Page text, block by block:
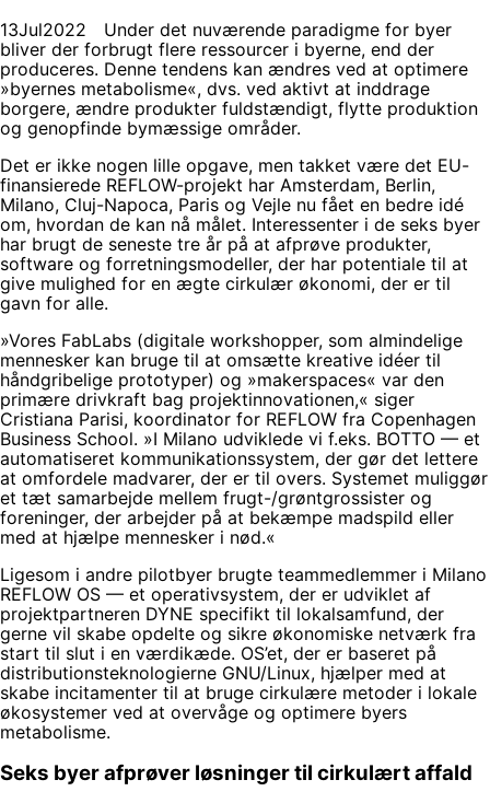
13Jul2022
Under det nuværende paradigme for byer
bliver der forbrugt flere ressourcer i byerne, end der
produceres. Denne tendens kan ændres ved at optimere
»byernes metabolisme«, dvs. ved aktivt at inddrage
borgere, ændre produkter fuldstændigt, flytte produktion
og genopfinde bymæssige områder.
Det er ikke nogen lille opgave, men takket være det EU-
finansierede REFLOW-projekt har Amsterdam, Berlin,
Milano, Cluj-Napoca, Paris og Vejle nu fået en bedre idé
om, hvordan de kan nå målet. Interessenter i de seks byer
har brugt de seneste tre år på at afprøve produkter,
software og forretningsmodeller, der har potentiale til at
give mulighed for en ægte cirkulær økonomi, der er til
gavn for alle.
»Vores FabLabs (digitale workshopper, som almindelige
mennesker kan bruge til at omsætte kreative idéer til
håndgribelige prototyper) og »makerspaces« var den
primære drivkraft bag projektinnovationen,« siger
Cristiana Parisi, koordinator for REFLOW fra Copenhagen
Business School. »I Milano udviklede vi f.eks. BOTTO — et
automatiseret kommunikationssystem, der gør det lettere
at omfordele madvarer, der er til overs. Systemet muliggør
et tæt samarbejde mellem frugt-/grøntgrossister og
foreninger, der arbejder på at bekæmpe madspild eller
med at hjælpe mennesker i nød.«
Ligesom i andre pilotbyer brugte teammedlemmer i Milano
REFLOW OS — et operativsystem, der er udviklet af
projektpartneren DYNE specifikt til lokalsamfund, der
gerne vil skabe opdelte og sikre økonomiske netværk fra
start til slut i en værdikæde. OS’et, der er baseret på
distributionsteknologierne GNU/Linux, hjælper med at
skabe incitamenter til at bruge cirkulære metoder i lokale
økosystemer ved at overvåge og optimere byers
metabolisme.
Seks byer afprøver løsninger til cirkulært affald